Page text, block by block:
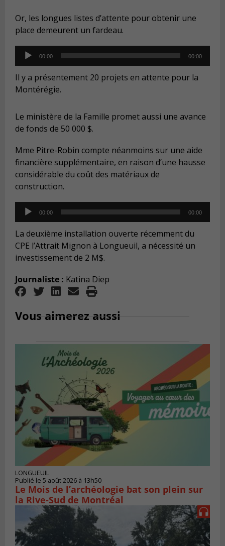
Or, les longues listes d’attente pour obtenir une
place demeurent un fardeau.
Audio
Player
00:00 00:00
Il y a présentement 20 projets en attente pour la
Montérégie.
Le ministère de la Famille promet aussi une avance
de fonds de 50 000 $.
Mme Pitre-Robin compte néanmoins sur une aide
financière supplémentaire, en raison d’une hausse
considérable du coût des matériaux de
construction.
Audio
Player
00:00 00:00
La deuxième installation ouverte récemment du
CPE l’Attrait Mignon à Longueuil, a nécessité un
investissement de 2 M$.
Journaliste : Katina Diep
Vous aimerez aussi
LONGUEUIL
Publié le 5 août 2026 à 13h50
Le Mois de l’archéologie bat son plein sur
la Rive-Sud de Montréal